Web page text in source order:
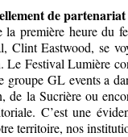
de
la première heure du
Clint Eastwood, se
Le Festival Lumière
groupe GL events a
de la Sucrière ou
C’est une
territoire, nos